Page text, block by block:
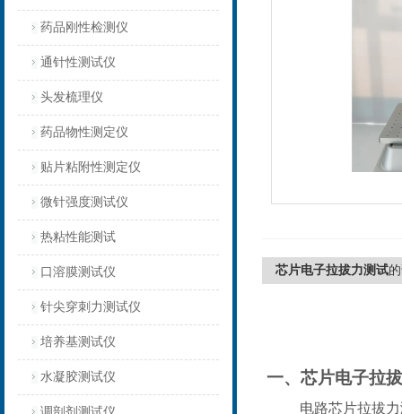
药品刚性检测仪
通针性测试仪
头发梳理仪
药品物性测定仪
贴片粘附性测定仪
微针强度测试仪
热粘性能测试
口溶膜测试仪
针尖穿刺力测试仪
培养基测试仪
水凝胶测试仪
芯片电子拉拔力测试
一、 芯片电子拉
电路芯片拉拔